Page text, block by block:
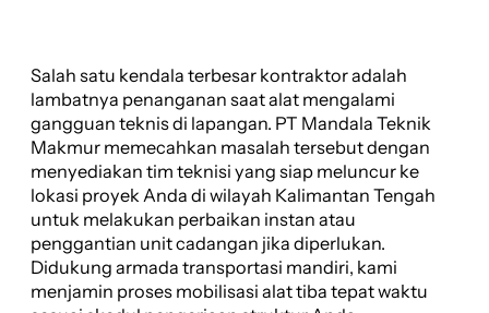
Salah satu kendala terbesar kontraktor adalah
lambatnya penanganan saat alat mengalami
gangguan teknis di lapangan. PT Mandala Teknik
Makmur memecahkan masalah tersebut dengan
menyediakan tim teknisi yang siap meluncur ke
lokasi proyek Anda di wilayah Kalimantan Tengah
untuk melakukan perbaikan instan atau
penggantian unit cadangan jika diperlukan.
Didukung armada transportasi mandiri, kami
menjamin proses mobilisasi alat tiba tepat waktu